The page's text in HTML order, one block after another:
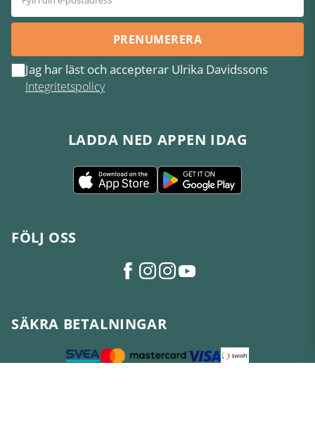
PRENUMERERA
Jag har läst och accepterar Ulrika Davidssons
Integritetspolicy
LADDA NED APPEN IDAG
FÖLJ OSS
SÄKRA BETALNINGAR